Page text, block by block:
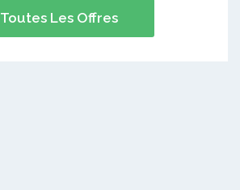
Toutes Les Offres